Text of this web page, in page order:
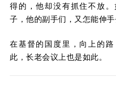
得的，他却没有抓住不放
子，他的副手们，又怎能伸
在基督的国度里，向上的
此，长老会议上也是如此。